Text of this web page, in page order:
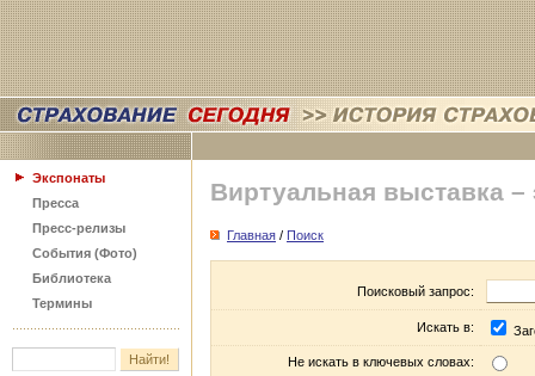
Экспонаты
Пресса
Пресс-релизы
События (Фото)
Библиотека
Термины
Виртуальная выставка –
Главная / Поиск
Поисковый запрос:
Искать в:
Не искать в ключевых словах: